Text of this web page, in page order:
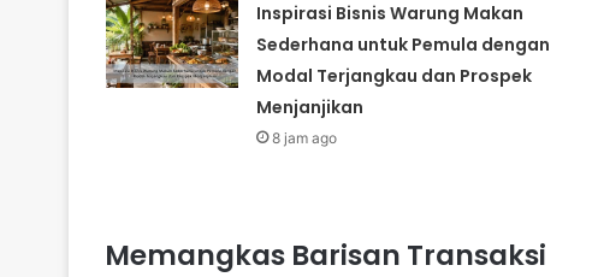
Inspirasi Bisnis Warung Makan
Sederhana untuk Pemula dengan
Modal Terjangkau dan Prospek
Menjanjikan
8 jam ago
Memangkas Barisan Transaksi